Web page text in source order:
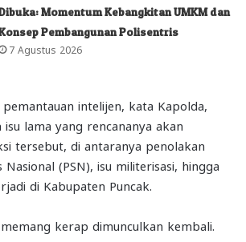
Momentum Kebangkitan UMKM dan
Pembangunan Polisentris
7 Agustus 2026
intelijen, kata Kapolda,
lama yang rencananya akan
tersebut, di antaranya penolakan
(PSN), isu militerisasi, hingga
di Kabupaten Puncak.
kerap dimunculkan kembali.